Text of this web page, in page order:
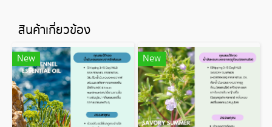
สินค้าเกี่ยวข้อง
New New